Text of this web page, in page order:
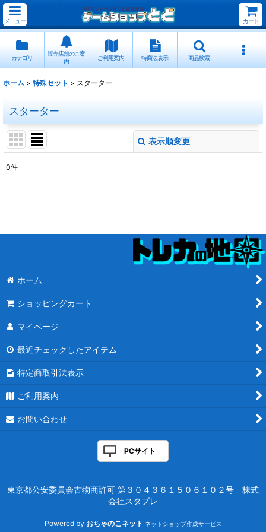
メニュー カート
カテゴリ
販売店舗のご案
内
ご利用案内 特商法表示 商品検索
ホーム > 特殊セット > スターター
スターター
表示順変更
絞り込む
0件
ホーム
ショッピングカート
マイページ
最近チェックしたアイテム
特定商取引法表示
ご利用案内
お問い合わせ
PCサイト
東京都公安委員会古物商許可 第３０４３６１５０６１０２号 株式
会社スタプレ
Powered by おちゃのこネット ネットショップ作成サービス